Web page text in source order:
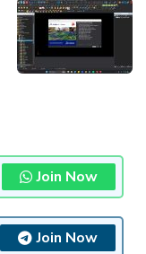
Join Now
Join Now